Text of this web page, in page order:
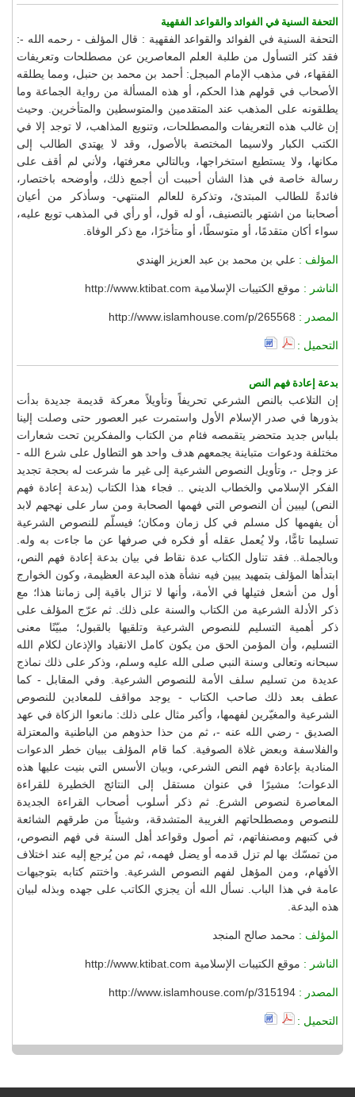
التحفة السنية في الفوائد والقواعد الفقهية
التحفة السنية في الفوائد والقواعد الفقهية : قال المؤلف - رحمه الله -:
فقد كثر التسأول من طلبة العلم المعاصرين عن مصطلحات وتعريفات
الفقهاء، في مذهب الإمام المبجل: أحمد بن محمد بن حنبل، ومما يطلقه
الأصحاب في قولهم هذا الحكم، أو هذه المسألة من رواية الجماعة وما
يطلقونه على المذهب عند المتقدمين والمتوسطين والمتأخرين. وحيث
إن غالب هذه التعريفات والمصطلحات، وتنويع المذاهب، لا توجد إلا في
الكتب الكبار ولاسيما المختصة بالأصول، وقد لا يهتدي الطالب إلى
مكانها، ولا يستطيع استخراجها، وبالتالي معرفتها، ولأني لم أقف على
رسالة خاصة في هذا الشأن أحببت أن أجمع ذلك، وأوضحه باختصار،
فائدةً للطالب المبتدئ، وتذكرة للعالم المنتهي- وسأذكر من أعيان
أصحابنا من اشتهر بالتصنيف، أو له قول، أو رأي في المذهب توبع عليه،
سواء أكان متقدمًا، أو متوسطًا، أو متأخرًا، مع ذكر الوفاة.
المؤلف : علي بن محمد بن عبد العزيز الهندي
الناشر : موقع الكتيبات الإسلامية http://www.ktibat.com
المصدر : http://www.islamhouse.com/p/265568
التحميل :
بدعة إعادة فهم النص
إن التلاعب بالنص الشرعي تحريفاً وتأويلاً معركة قديمة جديدة بدأت
بذورها في صدر الإسلام الأول واستمرت عبر العصور حتى وصلت إلينا
بلباس جديد متحضر يتقمصه فئام من الكتاب والمفكرين تحت شعارات
مختلفة ودعوات متباينة يجمعهم هدف واحد هو التطاول على شرع الله -
عز وجل -، وتأويل النصوص الشرعية إلى غير ما شرعت له بحجة تجديد
الفكر الإسلامي والخطاب الديني .. فجاء هذا الكتاب (بدعة إعادة فهم
النص) ليبين أن النصوص التي فهمها الصحابة ومن سار على نهجهم لابد
أن يفهمها كل مسلم في كل زمان ومكان؛ فيسلّم للنصوص الشرعية
تسليما تامًّا، ولا يُعمل عقله أو فكره في صرفها عن ما جاءت به وله.
وبالجملة.. فقد تناول الكتاب عدة نقاط في بيان بدعة إعادة فهم النص،
ابتدأها المؤلف بتمهيد يبين فيه نشأة هذه البدعة العظيمة، وكون الخوارج
أول من أشعل فتيلها في الأمة، وأنها لا تزال باقية إلى زماننا هذا؛ مع
ذكر الأدلة الشرعية من الكتاب والسنة على ذلك. ثم عرّج المؤلف على
ذكر أهمية التسليم للنصوص الشرعية وتلقيها بالقبول؛ مبيّنًا معنى
التسليم، وأن المؤمن الحق من يكون كامل الانقياد والإذعان لكلام الله
سبحانه وتعالى وسنة النبي صلى الله عليه وسلم، وذكر على ذلك نماذج
عديدة من تسليم سلف الأمة للنصوص الشرعية. وفي المقابل - كما
عطف بعد ذلك صاحب الكتاب - يوجد مواقف للمعادين للنصوص
الشرعية والمغيّرين لفهمها، وأكبر مثال على ذلك: مانعوا الزكاة في عهد
الصديق - رضي الله عنه -، ثم من حذا حذوهم من الباطنية والمعتزلة
والفلاسفة وبعض غلاة الصوفية. كما قام المؤلف ببيان خطر الدعوات
المنادية بإعادة فهم النص الشرعي، وبيان الأسس التي بنيت عليها هذه
الدعوات؛ مشيرًا في عنوان مستقل إلى النتائج الخطيرة للقراءة
المعاصرة لنصوص الشرع. ثم ذكر أسلوب أصحاب القراءة الجديدة
للنصوص ومصطلحاتهم الغريبة المتشدقة، وشيئاً من طرقهم الشائعة
في كتبهم ومصنفاتهم، ثم أصول وقواعد أهل السنة في فهم النصوص،
من تمسّك بها لم تزل قدمه أو يضل فهمه، ثم من يُرجع إليه عند اختلاف
الأفهام، ومن المؤهل لفهم النصوص الشرعية. واختتم كتابه بتوجيهات
عامة في هذا الباب. نسأل الله أن يجزي الكاتب على جهده وبذله لبيان
هذه البدعة.
المؤلف : محمد صالح المنجد
الناشر : موقع الكتيبات الإسلامية http://www.ktibat.com
المصدر : http://www.islamhouse.com/p/315194
التحميل :